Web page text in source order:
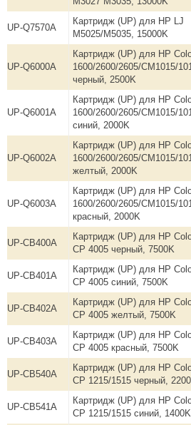
UP-Q7570A
Картридж (UP) для HP LJ
M5025/M5035, 15000K
UP-Q6000A
Картридж (UP) для HP
1600/2600/2605/СМ1015/
черный, 2500K
UP-Q6001A
Картридж (UP) для HP
1600/2600/2605/СМ1015/
синий, 2000K
UP-Q6002A
Картридж (UP) для HP
1600/2600/2605/СМ1015/
желтый, 2000K
UP-Q6003A
Картридж (UP) для HP
1600/2600/2605/СМ1015/
красный, 2000K
UP-CB400A
Картридж (UP) для HP
CP 4005 черный, 7500K
UP-CB401A
Картридж (UP) для HP
CP 4005 синий, 7500K
UP-CB402A
Картридж (UP) для HP
CP 4005 желтый, 7500K
UP-CB403A
Картридж (UP) для HP
CP 4005 красный, 7500K
UP-CB540A
Картридж (UP) для HP
CP 1215/1515 черный,
UP-CB541A
Картридж (UP) для HP
CP 1215/1515 синий, 1400K